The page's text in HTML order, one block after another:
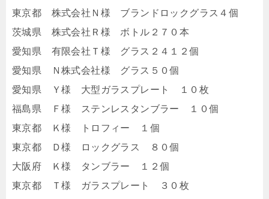
東京都 株式会社Ｎ様 ブランドロックグラス４個
茨城県 株式会社Ｒ様 ボトル２７０本
愛知県 有限会社Ｔ様 グラス２４１２個
愛知県 Ｎ株式会社様 グラス５０個
愛知県 Ｙ様 大型ガラスプレート １０枚
福島県 Ｆ様 ステンレスタンブラー １０個
東京都 Ｋ様 トロフィー １個
東京都 Ｄ様 ロックグラス ８０個
大阪府 Ｋ様 タンブラー １２個
東京都 Ｔ様 ガラスプレート ３０枚